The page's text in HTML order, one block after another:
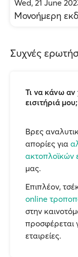
Wed, 21 June
Μονοήμερη
Συχνές
Τι να κάνω αν
εισιτήριά μου;
Βρες
απορίες για
ακτοπλοϊκών
μας.
Επιπλέον,
online
στην
προσφέρεται
εταιρείες.